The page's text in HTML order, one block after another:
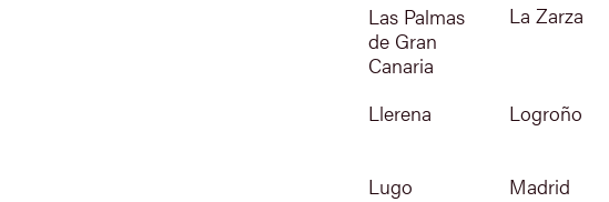
Las Palmas
de Gran
Canaria
La Zarza
Llerena Logroño
Lugo Madrid